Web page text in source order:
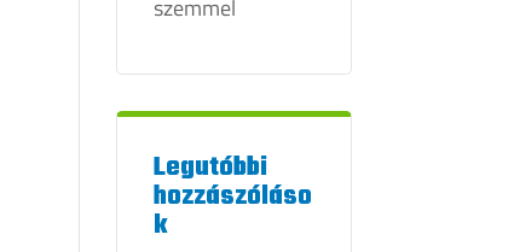
szemmel
Legutóbbi
hozzászóláso
k